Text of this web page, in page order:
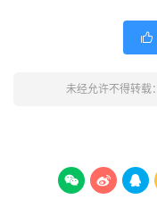

未经允许不得转载：
  